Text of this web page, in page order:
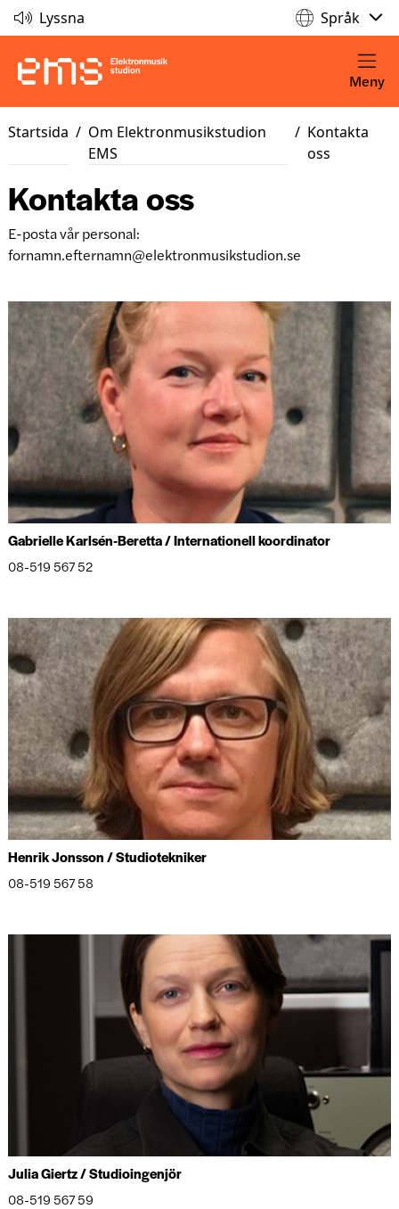
Lyssna Språk
Meny
Startsida / Om Elektronmusikstudion
EMS
/ Kontakta
oss
Kontakta oss
E-posta vår personal:
fornamn.efternamn@elektronmusikstudion.se
Gabrielle Karlsén-Beretta / Internationell koordinator
08-519 567 52
Henrik Jonsson / Studiotekniker
08-519 567 58
Julia Giertz / Studioingenjör
08-519 567 59